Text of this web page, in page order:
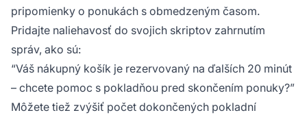
pripomienky o ponukách s obmedzeným časom.
Pridajte naliehavosť do svojich skriptov zahrnutím
správ, ako sú:
“Váš nákupný košík je rezervovaný na ďalších 20 minút
– chcete pomoc s pokladňou pred skončením ponuky?”
Môžete tiež zvýšiť počet dokončených pokladní